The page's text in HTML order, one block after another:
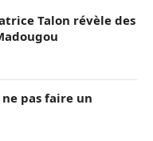
Talon révèle des
pas faire un